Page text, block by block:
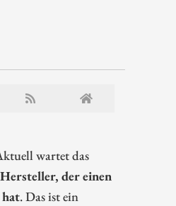
wartet das
der einen
. Das ist ein